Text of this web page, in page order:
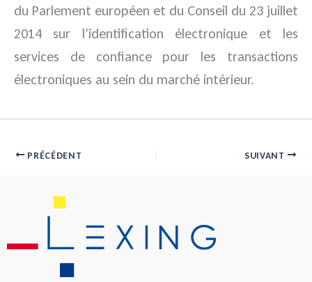
du Parlement européen et du Conseil du 23 juillet
2014 sur l’identification électronique et les
services de confiance pour les transactions
électroniques au sein du marché intérieur.
PRÉCÉDENT SUIVANT